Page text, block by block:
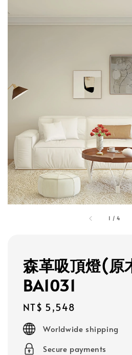
1 /4
森革吸頂燈(原
BA1031
Regular
price
NT$ 5,548
Worldwide shipping
Secure payments